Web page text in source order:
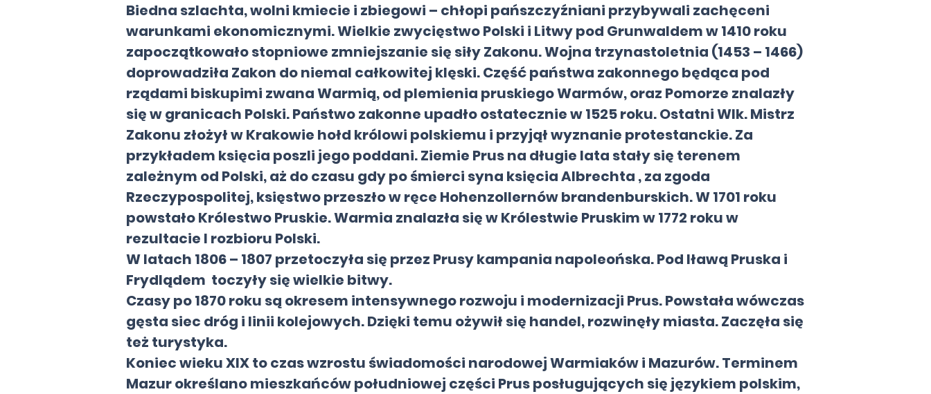
Biedna szlachta, wolni kmiecie i zbiegowi – chłopi pańszczyźniani przybywali zachęceni
warunkami ekonomicznymi. Wielkie zwycięstwo Polski i Litwy pod Grunwaldem w 1410 roku
zapoczątkowało stopniowe zmniejszanie się siły Zakonu. Wojna trzynastoletnia (1453 – 1466)
doprowadziła Zakon do niemal całkowitej klęski. Część państwa zakonnego będąca pod
rządami biskupimi zwana Warmią, od plemienia pruskiego Warmów, oraz Pomorze znalazły
się w granicach Polski. Państwo zakonne upadło ostatecznie w 1525 roku. Ostatni Wlk. Mistrz
Zakonu złożył w Krakowie hołd królowi polskiemu i przyjął wyznanie protestanckie. Za
przykładem księcia poszli jego poddani. Ziemie Prus na długie lata stały się terenem
zależnym od Polski, aż do czasu gdy po śmierci syna księcia Albrechta , za zgoda
Rzeczypospolitej, księstwo przeszło w ręce Hohenzollernów brandenburskich. W 1701 roku
powstało Królestwo Pruskie. Warmia znalazła się w Królestwie Pruskim w 1772 roku w
rezultacie I rozbioru Polski.
W latach 1806 – 1807 przetoczyła się przez Prusy kampania napoleońska. Pod Iławą Pruska i
Frydlądem toczyły się wielkie bitwy.
Czasy po 1870 roku są okresem intensywnego rozwoju i modernizacji Prus. Powstała wówczas
gęsta siec dróg i linii kolejowych. Dzięki temu ożywił się handel, rozwinęły miasta. Zaczęła się
też turystyka.
Koniec wieku XIX to czas wzrostu świadomości narodowej Warmiaków i Mazurów. Terminem
Mazur określano mieszkańców południowej części Prus posługujących się językiem polskim,